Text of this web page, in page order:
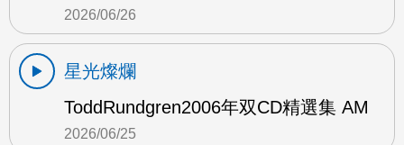
2026/06/26
星光燦爛
ToddRundgren2006年双CD精選集 AM
2026/06/25